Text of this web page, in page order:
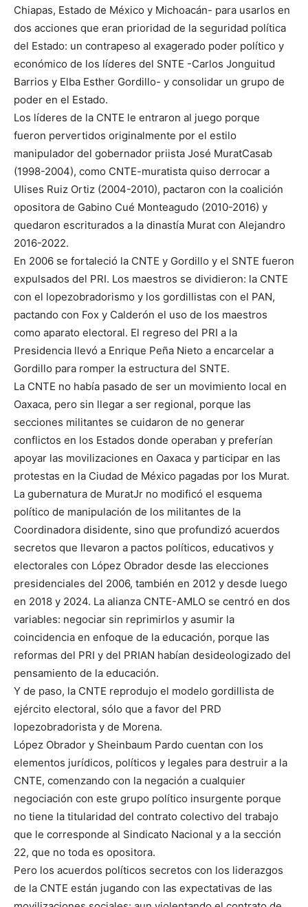
Chiapas, Estado de México y Michoacán- para usarlos en
dos acciones que eran prioridad de la seguridad política
del Estado: un contrapeso al exagerado poder político y
económico de los líderes del SNTE -Carlos Jonguitud
Barrios y Elba Esther Gordillo- y consolidar un grupo de
poder en el Estado.
Los líderes de la CNTE le entraron al juego porque
fueron pervertidos originalmente por el estilo
manipulador del gobernador priista José MuratCasab
(1998-2004), como CNTE-muratista quiso derrocar a
Ulises Ruiz Ortiz (2004-2010), pactaron con la coalición
opositora de Gabino Cué Monteagudo (2010-2016) y
quedaron escriturados a la dinastía Murat con Alejandro
2016-2022.
En 2006 se fortaleció la CNTE y Gordillo y el SNTE fueron
expulsados del PRI. Los maestros se dividieron: la CNTE
con el lopezobradorismo y los gordillistas con el PAN,
pactando con Fox y Calderón el uso de los maestros
como aparato electoral. El regreso del PRI a la
Presidencia llevó a Enrique Peña Nieto a encarcelar a
Gordillo para romper la estructura del SNTE.
La CNTE no había pasado de ser un movimiento local en
Oaxaca, pero sin llegar a ser regional, porque las
secciones militantes se cuidaron de no generar
conflictos en los Estados donde operaban y preferían
apoyar las movilizaciones en Oaxaca y participar en las
protestas en la Ciudad de México pagadas por los Murat.
La gubernatura de MuratJr no modificó el esquema
político de manipulación de los militantes de la
Coordinadora disidente, sino que profundizó acuerdos
secretos que llevaron a pactos políticos, educativos y
electorales con López Obrador desde las elecciones
presidenciales del 2006, también en 2012 y desde luego
en 2018 y 2024. La alianza CNTE-AMLO se centró en dos
variables: negociar sin reprimirlos y asumir la
coincidencia en enfoque de la educación, porque las
reformas del PRI y del PRIAN habían desideologizado del
pensamiento de la educación.
Y de paso, la CNTE reprodujo el modelo gordillista de
ejército electoral, sólo que a favor del PRD
lopezobradorista y de Morena.
López Obrador y Sheinbaum Pardo cuentan con los
elementos jurídicos, políticos y legales para destruir a la
CNTE, comenzando con la negación a cualquier
negociación con este grupo político insurgente porque
no tiene la titularidad del contrato colectivo del trabajo
que le corresponde al Sindicato Nacional y a la sección
22, que no toda es opositora.
Pero los acuerdos políticos secretos con los liderazgos
de la CNTE están jugando con las expectativas de las